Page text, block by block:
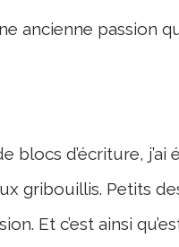
ancienne passion
blocs d’écriture,
gribouillis. Petits
Et c’est ainsi